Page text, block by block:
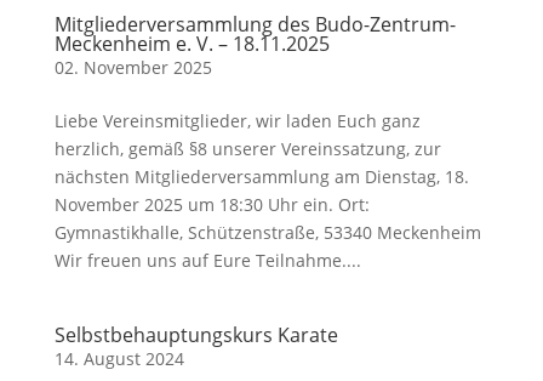
Mitgliederversammlung des Budo-Zentrum-
Meckenheim e. V. – 18.11.2025
02. November 2025
Liebe Vereinsmitglieder, wir laden Euch ganz
herzlich, gemäß §8 unserer Vereinssatzung, zur
nächsten Mitgliederversammlung am Dienstag, 18.
November 2025 um 18:30 Uhr ein. Ort:
Gymnastikhalle, Schützenstraße, 53340 Meckenheim
Wir freuen uns auf Eure Teilnahme....
Selbstbehauptungskurs Karate
14. August 2024